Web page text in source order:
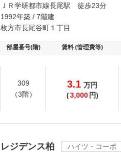
ＪＲ学研都市線長尾駅 徒歩23分
1992年築 / 7階建
枚方市長尾谷町１丁目
部屋番号(階) 賃料 (管理費等)
309
（3階）
3.1 万円
(3,000 円)
レジデンス柏
ハイツ・コーポ